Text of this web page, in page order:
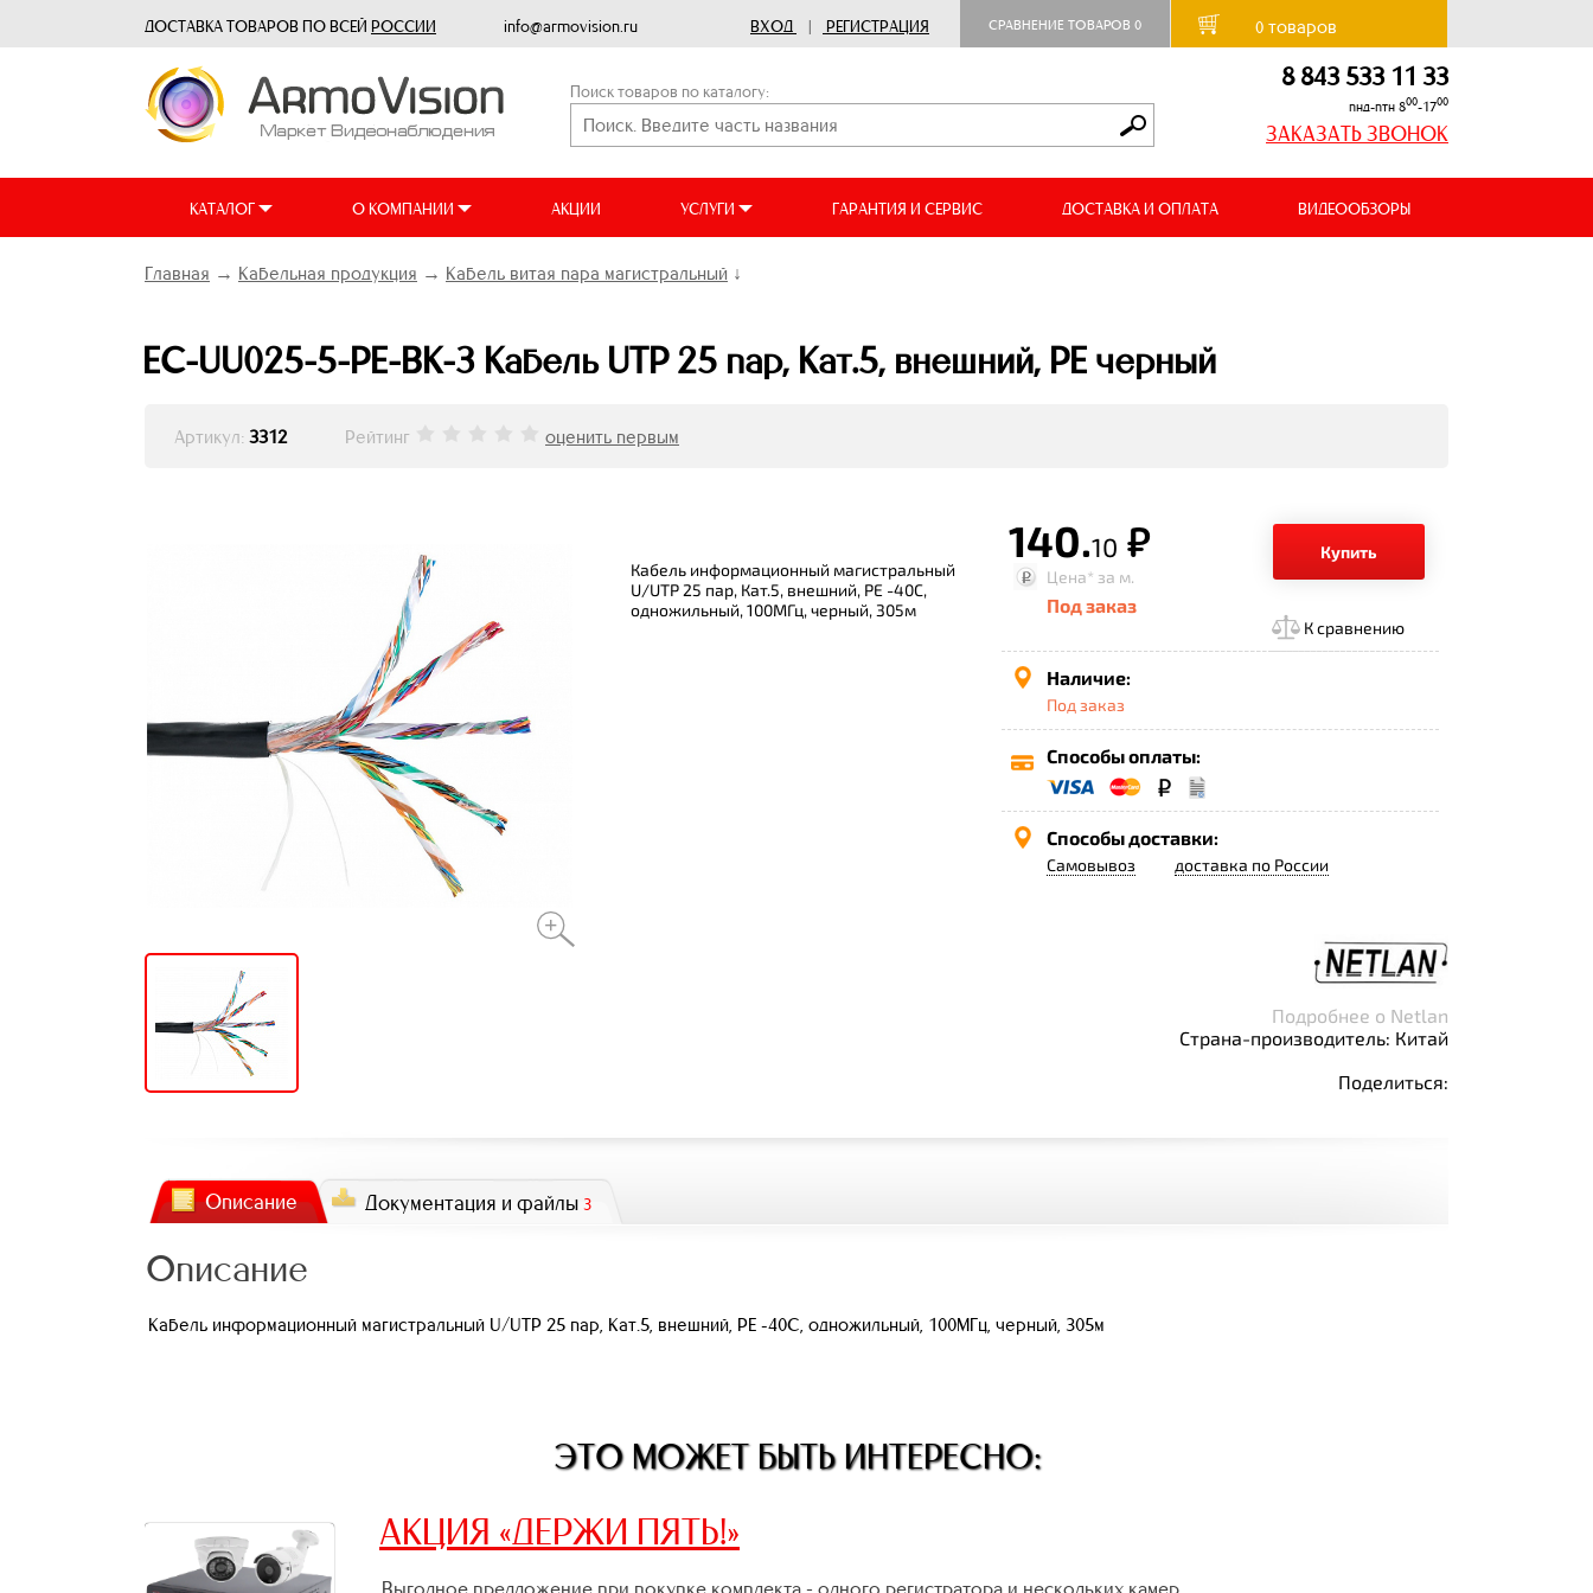
ДОСТАВКА ТОВАРОВ ПО ВСЕЙ РОССИИ info@armovision.ru ВХОД | РЕГИСТРАЦИЯ СРАВНЕНИЕ ТОВАРОВ 0 0товаров
Поиск товаров по каталогу: 8 843 533 11 33
пнд-птн 800-1700
ЗАКАЗАТЬ ЗВОНОК
КАТАЛОГ О КОМПАНИИ АКЦИИ УСЛУГИ ГАРАНТИЯ И СЕРВИС ДОСТАВКА И ОПЛАТА ВИДЕООБЗОРЫ
Главная → Кабельная продукция → Кабель витая пара магистральный ↓
EC-UU025-5-PE-BK-3 Кабель UTP 25 пар, Кат.5, внешний, PE черный
Артикул: 3312 Рейтинг оценить первым
Кабель информационный магистральный
U/UTP 25 пар, Кат.5, внешний, PE -40C,
одножильный, 100МГц, черный, 305м
140.10 р.
Купить
Цена* за м.
Под заказ
К сравнению
Наличие:
Под заказ
Способы оплаты:
Способы доставки:
Самовывоз доставка по России
Подробнее о Netlan
Страна-производитель: Китай
Поделиться:
Описание Документация и файлы 3
Описание
Кабель информационный магистральный U/UTP 25 пар, Кат.5, внешний, PE -40C, одножильный, 100МГц, черный, 305м
ЭТО МОЖЕТ БЫТЬ ИНТЕРЕСНО:
АКЦИЯ «ДЕРЖИ ПЯТЬ!»
Выгодное предложение при покупке комплекта - одного регистратора и нескольких камер